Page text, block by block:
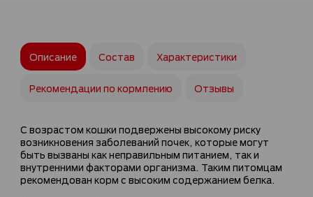
Описание
С возрастом кошки подвержены высокому риску
возникновения заболеваний почек, которые могут
быть вызваны как неправильным питанием, так и
внутренними факторами организма. Таким питомцам
рекомендован корм с высоким содержанием белка.
Состав Характеристики
Рекомендации по кормлению Отзывы